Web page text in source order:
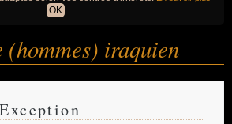
OK
iraquien